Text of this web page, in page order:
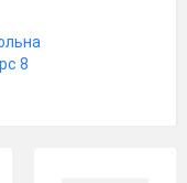
8